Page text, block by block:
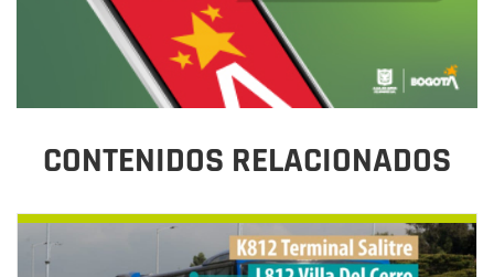
CONTENIDOS RELACIONADOS